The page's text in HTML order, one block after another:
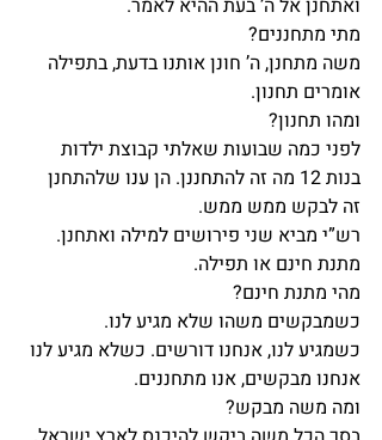
ואתחנן אל ה’ בעת ההיא לאמר.
מתי מתחננים?
משה מתחנן, ה’ חונן אותנו בדעת, בתפילה
אומרים תחנון.
ומהו תחנון?
לפני כמה שבועות שאלתי קבוצת ילדות
בנות 12 מה זה להתחננן. הן ענו שלהתחנן
זה לבקש ממש ממש.
רש”י מביא שני פירושים למילה ואתחנן.
מתנת חינם או תפילה.
מהי מתנת חינם?
כשמבקשים משהו שלא מגיע לנו.
כשמגיע לנו, אנחנו דורשים. כשלא מגיע לנו
אנחנו מבקשים, אנו מתחננים.
ומה משה מבקש?